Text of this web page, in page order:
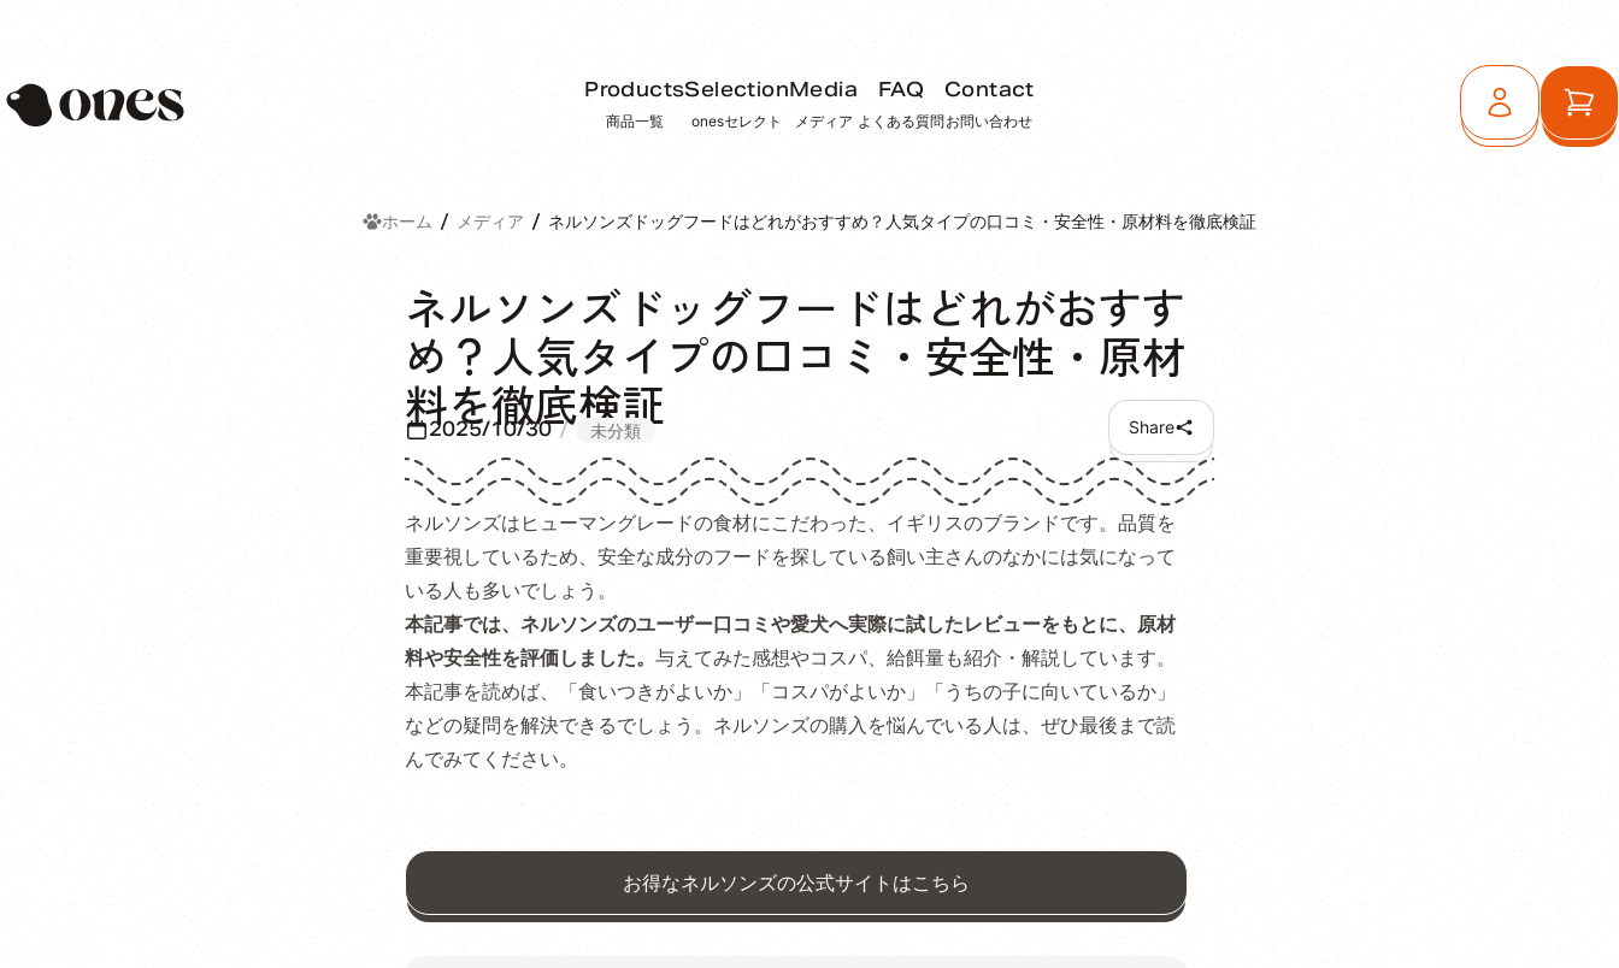
Ones Products
商品一覧
Selection
onesセレクト
Media
メディア
FAQ
よくある質問
Contact
お問い合わせ ログインカ
ホーム メディア ネルソンズドッグフードはどれがおすすめ？人気タイプの口コミ・安全性・原材料を徹底検証
ネルソンズドッグフードはどれがおすす
め？人気タイプの口コミ・安全性・原材
料を徹底検証
2025/10/30 未分類 Share
ネルソンズはヒューマングレードの食材にこだわった、イギリスのブランドです。品質を
重要視しているため、安全な成分のフードを探している飼い主さんのなかには気になって
いる人も多いでしょう。
本記事では、ネルソンズのユーザー口コミや愛犬へ実際に試したレビューをもとに、原材
料や安全性を評価しました。 与えてみた感想やコスパ、給餌量も紹介・解説しています。
本記事を読めば、「食いつきがよいか」「コスパがよいか」「うちの子に向いているか」
などの疑問を解決できるでしょう。ネルソンズの購入を悩んでいる人は、ぜひ最後まで読
んでみてください。
お得なネルソンズの公式サイトはこちら